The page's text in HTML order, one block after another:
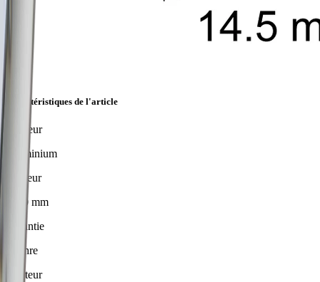
Caractéristiques de l'article
Couleur
Aluminium
Largeur
5800 mm
Garantie
2 Jahre
Hauteur